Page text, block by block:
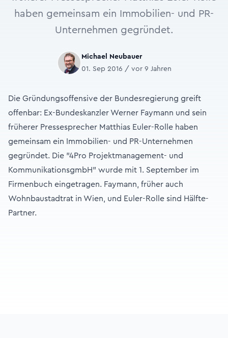
haben gemeinsam ein Immobilien- und PR-
Unternehmen gegründet.
Michael Neubauer
01. Sep 2016 / vor 9 Jahren
Die Gründungsoffensive der Bundesregierung greift
offenbar: Ex-Bundeskanzler Werner Faymann und sein
früherer Pressesprecher Matthias Euler-Rolle haben
gemeinsam ein Immobilien- und PR-Unternehmen
gegründet. Die "4Pro Projektmanagement- und
KommunikationsgmbH" wurde mit 1. September im
Firmenbuch eingetragen. Faymann, früher auch
Wohnbaustadtrat in Wien, und Euler-Rolle sind Hälfte-
Partner.